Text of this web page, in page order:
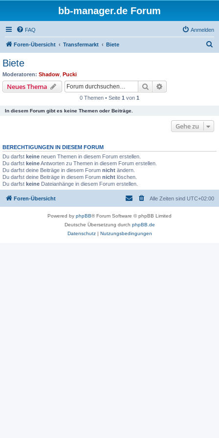
bb-manager.de Forum
FAQ Anmelden
Foren-Übersicht Transfermarkt Biete
Biete
Moderatoren: Shadow Pucki
Neues Thema Suche
0 Themen • Seite 1 von 1
In diesem Forum gibt es keine Themen oder Beiträge.
Gehe zu
BERECHTIGUNGEN IN DIESEM FORUM
Du darfst keine neuen Themen in diesem Forum erstellen.
Du darfst keineAntworten zu Themen in diesem Forum erstellen.
Du darfst deine Beiträge in diesem Forum nicht ändern.
Du darfst deine Beiträge in diesem Forum nicht löschen.
Du darfst keine Dateianhänge in diesem Forum erstellen.
Foren-Übersicht Alle Zeiten sind UTC+02:00
Powered by phpBB® Forum Software © phpBB Limited
Deutsche Übersetzung durch phpBB.de
Datenschutz| Nutzungsbedingungen